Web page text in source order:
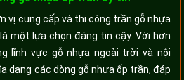
vị cung cấp và thi công trần gỗ nhựa
một lựa chọn đáng tin cậy. Với hơn
lĩnh vực gỗ nhựa ngoài trời và nội
dạng các dòng gỗ nhựa ốp trần, đáp